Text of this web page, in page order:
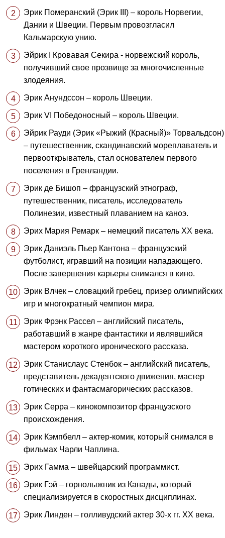
Эрик Померанский (Эрик III) – король Норвегии,
Дании и Швеции. Первым провозгласил
Кальмарскую унию.
Эйрик I Кровавая Секира - норвежский король,
получивший свое прозвище за многочисленные
злодеяния.
Эрик Анундссон – король Швеции.
Эрик VI Победоносный – король Швеции.
Эйрик Рауди (Эрик «Рыжий (Красный)» Торвальдсон)
– путешественник, скандинавский мореплаватель и
первооткрыватель, стал основателем первого
поселения в Гренландии.
Эрик де Бишоп – французский этнограф,
путешественник, писатель, исследователь
Полинезии, известный плаванием на каноэ.
Эрих Мария Ремарк – немецкий писатель ХХ века.
Эрик Даниэль Пьер Кантона – французский
футболист, игравший на позиции нападающего.
После завершения карьеры снимался в кино.
Эрик Влчек – словацкий гребец, призер олимпийских
игр и многократный чемпион мира.
Эрик Фрэнк Рассел – английский писатель,
работавший в жанре фантастики и являвшийся
мастером короткого иронического рассказа.
Эрик Станислаус Стенбок – английский писатель,
представитель декадентского движения, мастер
готических и фантасмагорических рассказов.
Эрик Серра – кинокомпозитор французского
происхождения.
Эрик Кэмпбелл – актер-комик, который снимался в
фильмах Чарли Чаплина.
Эрих Гамма – швейцарский программист.
Эрик Гэй – горнолыжник из Канады, который
специализируется в скоростных дисциплинах.
Эрик Линден – голливудский актер 30-х гг. ХХ века.